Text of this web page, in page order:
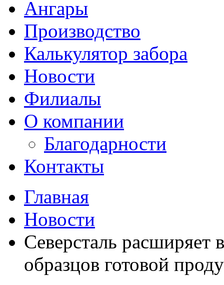
Ангары
Производство
Калькулятор забора
Новости
Филиалы
О компании
Благодарности
Контакты
Главная
Новости
Северсталь
образцов готовой